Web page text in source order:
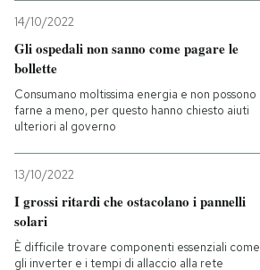
14/10/2022
Gli ospedali non sanno come pagare le
bollette
Consumano moltissima energia e non possono
farne a meno, per questo hanno chiesto aiuti
ulteriori al governo
13/10/2022
I grossi ritardi che ostacolano i pannelli
solari
È difficile trovare componenti essenziali come
gli inverter e i tempi di allaccio alla rete